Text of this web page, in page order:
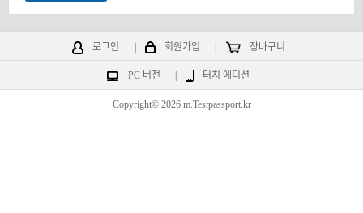
로그인 회원가입 장바구니
PC 버전 터치 에디션
Copyright© 2026 m.Testpassport.kr